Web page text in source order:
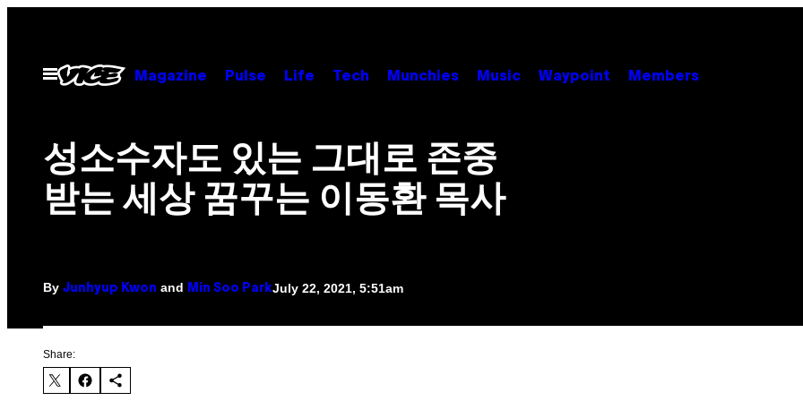
contentOpen
Menu
Magazine Pulse Life Tech Munchies Music Waypoint Members
성소수자도 있는 그대로 존중
받는 세상 꿈꾸는 이동환 목사
By Junhyup Kwon and Min Soo ParkJuly 22, 2021, 5:51am
Share: